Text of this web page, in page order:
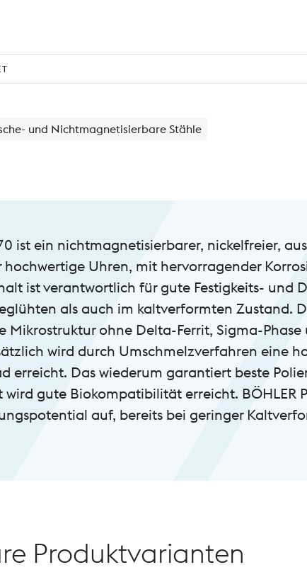
und Nichtmagnetisierbare Stähle
ist ein nichtmagnetisierbarer, nickelfreier,
hochwertige Uhren, mit hervorragender
ist verantwortlich für gute Festigkeits- und
als auch im kaltverformten Zustand.
Mikrostruktur ohne Delta-Ferrit, Sigma-
wird durch Umschmelzverfahren eine
erreicht. Das wiederum garantiert beste
wird gute Biokompatibilität erreicht. BÖHLER
auf, bereits bei geringer
Produktvarianten